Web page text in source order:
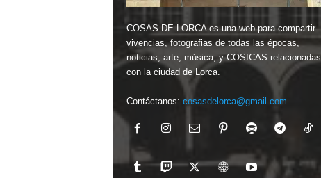
COSAS DE LORCA es una web para compartir
vivencias, fotografias de todas las épocas,
noticias, arte, música, y COSICAS relacionadas
con la ciudad de Lorca.
Contáctanos: cosasdelorca@gmail.com